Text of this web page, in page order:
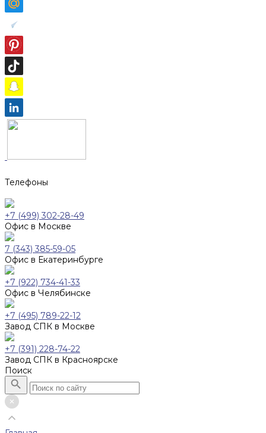
Телефоны
+7 (499) 302-28-49
Офис в Москве
7 (343) 385-59-05
Офис в Екатеринбурге
+7 (922) 734-41-33
Офис в Челябинске
+7 (495) 789-22-12
Завод СПК в Москве
+7 (391) 228-74-22
Завод СПК в Красноярске
Поиск